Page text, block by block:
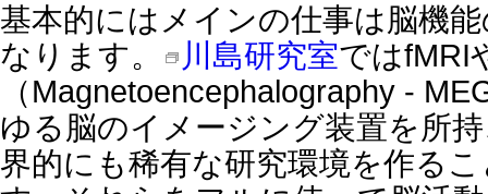
基本的にはメインの仕事は脳機
なります。
川島研究室ではfMRI
（Magnetoencephalography -
ゆる脳のイメージング装置を所
界的にも稀有な研究環境を作る